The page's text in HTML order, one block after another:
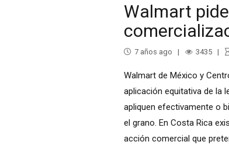
Walmart
7 años ago 3435
Walmart de México y
aplicación equitativa de la
apliquen efectivamente o
el grano. En Costa Rica
acción comercial que